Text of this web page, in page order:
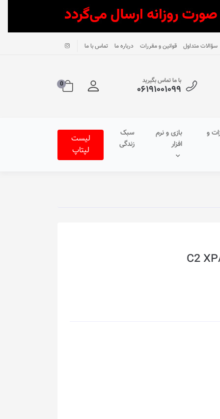
سؤالات متداول قوانین و مقررات درباره ما تماس با ما
با ما تماس بگیرید
۰۶۱۹۱۰۰۱۰۹۹ 0
و
بازی و نرم
افزار
سبک
زندگی
لیست
لپتاپ